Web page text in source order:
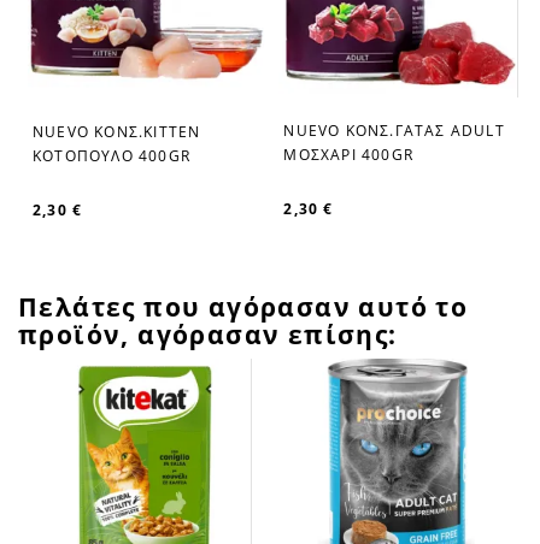
favorite_border
NUEVO ΚΟΝΣ.KITTEN
ΚΟΤΟΠΟΥΛΟ 400GR
2,30 €
favorite_border
NUEVO ΚΟΝΣ.ΓΑΤΑΣ ADULT
ΜΟΣΧΑΡΙ 400GR
2,30 €
Πελάτες που αγόρασαν αυτό το
προϊόν, αγόρασαν επίσης: